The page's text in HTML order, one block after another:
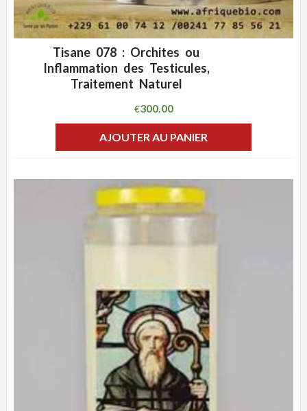
ADD WISHLIST
Tisane 078 : Orchites ou
Inflammation des Testicules,
Traitement Naturel
€300.00
AJOUTER AU PANIER